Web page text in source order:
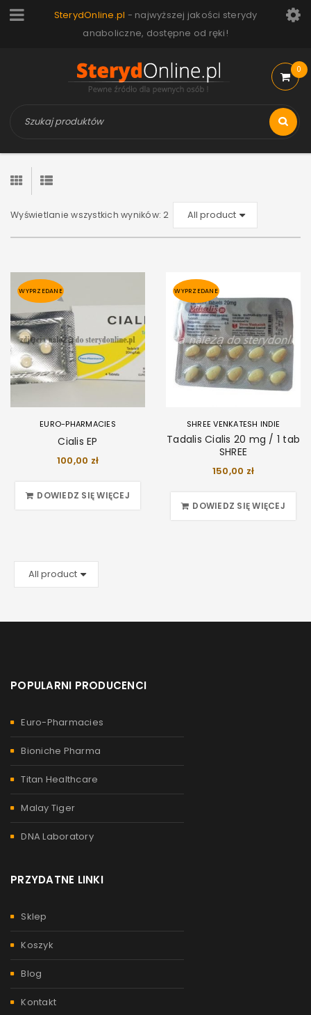
SterydOnline.pl - najwyższej jakości sterydy
anaboliczne, dostępne od ręki!
0
Wyświetlanie wszystkich wyników: 2
WYPRZEDANE
EURO-PHARMACIES
Cialis EP
100,00 zł
DOWIEDZ SIĘ WIĘCEJ
WYPRZEDANE
SHREE VENKATESH INDIE
Tadalis Cialis 20 mg / 1 tab
SHREE
150,00 zł
DOWIEDZ SIĘ WIĘCEJ
POPULARNI PRODUCENCI
Euro-Pharmacies
Bioniche Pharma
Titan Healthcare
Malay Tiger
DNA Laboratory
PRZYDATNE LINKI
Sklep
Koszyk
Blog
Kontakt